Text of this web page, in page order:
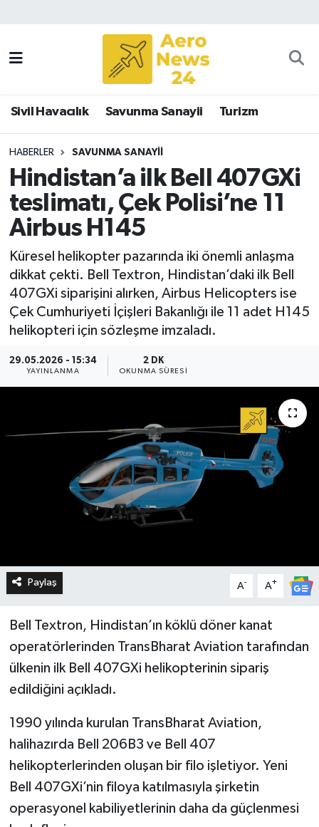
Sivil Havacılık Savunma Sanayii Turizm
HABERLER SAVUNMA SANAYII
Hindistan’a ilk Bell 407GXi
teslimatı, Çek Polisi’ne 11
Airbus H145
Küresel helikopter pazarında iki önemli anlaşma
dikkat çekti. Bell Textron, Hindistan’daki ilk Bell
407GXi siparişini alırken, Airbus Helicopters ise
Çek Cumhuriyeti İçişleri Bakanlığı ile 11 adet H145
helikopteri için sözleşme imzaladı.
29.05.2026 - 15:34
YAYINLANMA
2 DK
OKUNMA SÜRESI
Paylaş A- A+
Bell Textron, Hindistan’ın köklü döner kanat
operatörlerinden TransBharat Aviation tarafından
ülkenin ilk Bell 407GXi helikopterinin sipariş
edildiğini açıkladı.
1990 yılında kurulan TransBharat Aviation,
halihazırda Bell 206B3 ve Bell 407
helikopterlerinden oluşan bir filo işletiyor. Yeni
Bell 407GXi’nin filoya katılmasıyla şirketin
operasyonel kabiliyetlerinin daha da güçlenmesi